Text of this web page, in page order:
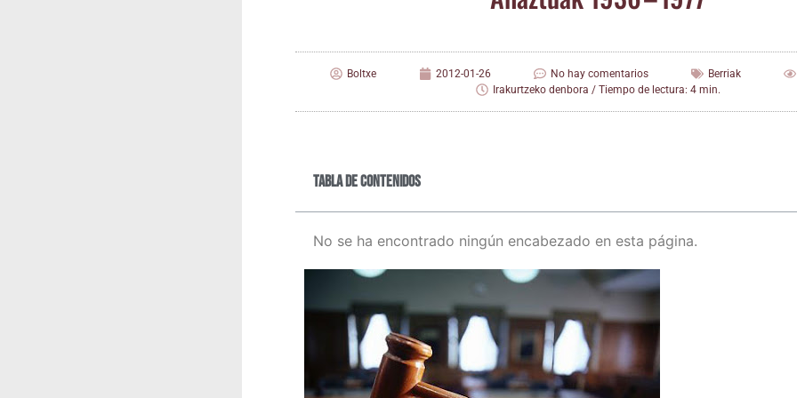
Boltxe 2012-01-26 No hay comentarios Berriak
Irakurtzeko denbora / Tiempo de lectura: 4 min.
Tabla de contenidos
No se ha encontrado ningún encabezado en esta página.